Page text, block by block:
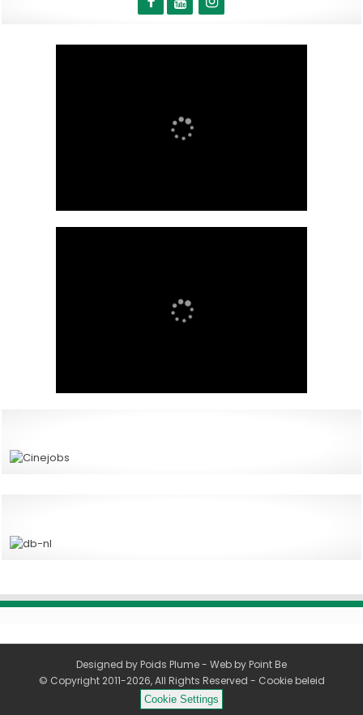
Designed by Poids Plume- Web by Point Be
© Copyright 2011-2026, All Rights Reserved - Cookie beleid
Cookie Settings